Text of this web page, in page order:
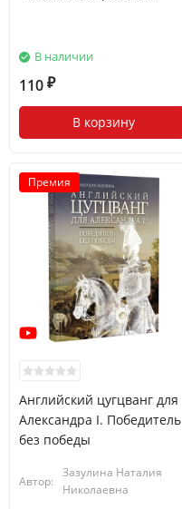
В наличии
110 ₽
В корзину
Премия
Английский цугцванг для
Александра I. Победитель
без победы
Автор:
Зазулина Наталия
Николаевна